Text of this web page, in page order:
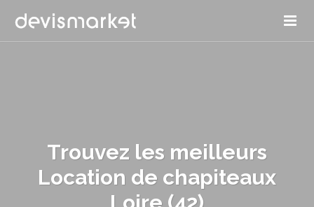
Trouvez les meilleurs
Location de chapiteaux